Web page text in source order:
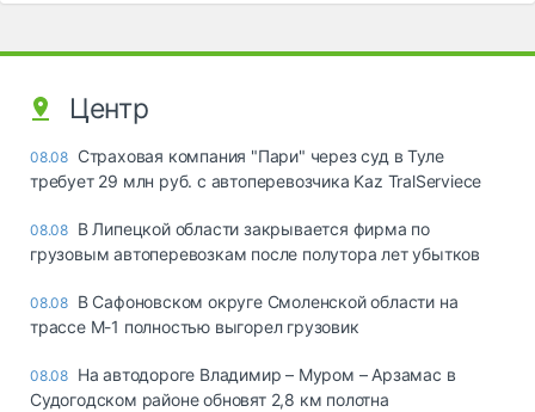
Центр
08.08 Страховая компания "Пари" через суд в Туле
требует 29 млн руб. с автоперевозчика Kaz TralServiece
08.08 В Липецкой области закрывается фирма по
грузовым автоперевозкам после полутора лет убытков
08.08 В Сафоновском округе Смоленской области на
трассе М-1 полностью выгорел грузовик
08.08 На автодороге Владимир – Муром – Арзамас в
Судогодском районе обновят 2,8 км полотна